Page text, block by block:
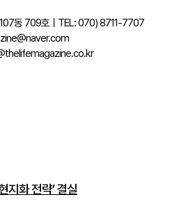
동 709호ㅣTEL: 070) 8711-7707
화 전략’ 결실